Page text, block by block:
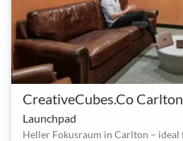
CreativeCubes.Co Carlton
Launchpad